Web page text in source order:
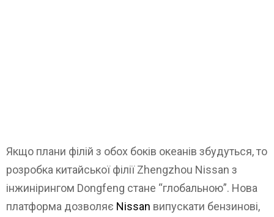
Якщо плани філій з обох боків океанів збудуться, то
розробка китайської філії Zhengzhou Nissan з
інжинірингом Dongfeng стане “глобальною”. Нова
платформа дозволяє Nissan випускати бензинові,